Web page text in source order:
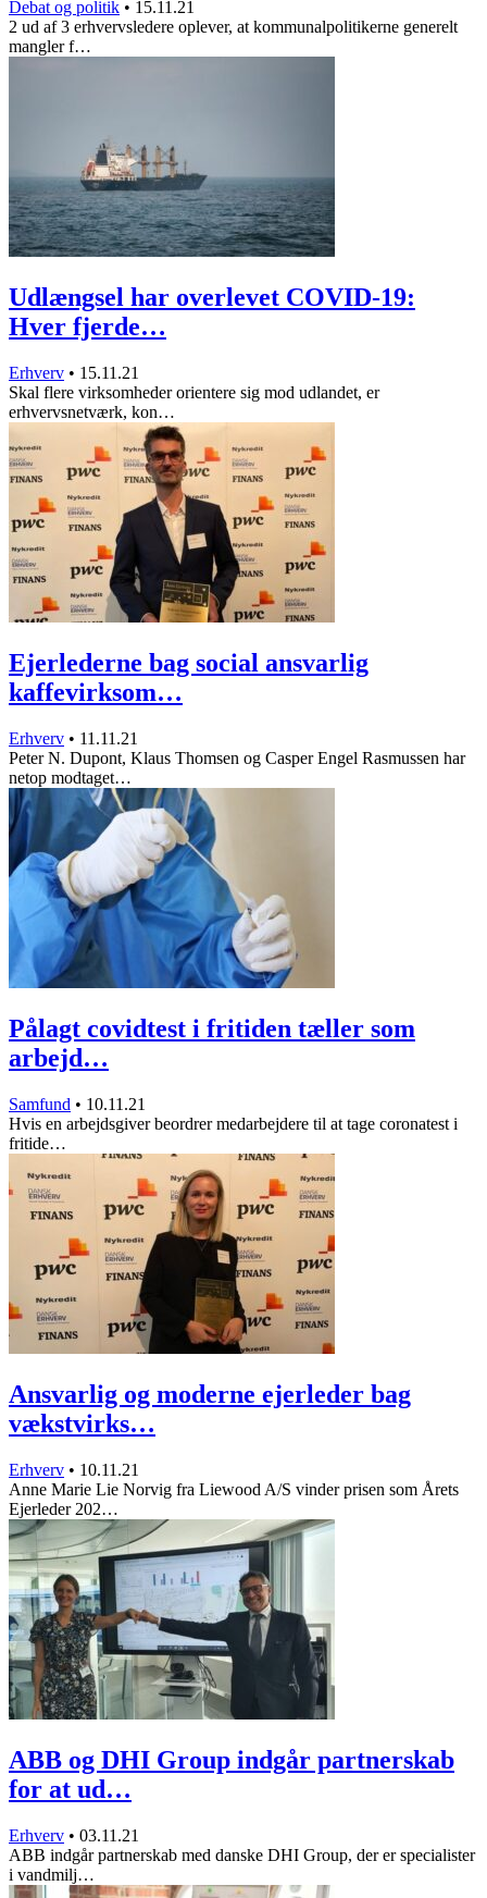
Debat og politik • 15.11.21
2 ud af 3 erhvervsledere oplever, at kommunalpolitikerne generelt
mangler f…
Udlængsel har overlevet COVID-19:
Hver fjerde…
Erhverv • 15.11.21
Skal flere virksomheder orientere sig mod udlandet, er
erhvervsnetværk, kon…
Ejerlederne bag social ansvarlig
kaffevirksom…
Erhverv • 11.11.21
Peter N. Dupont, Klaus Thomsen og Casper Engel Rasmussen har
netop modtaget…
Pålagt covidtest i fritiden tæller som
arbejd…
Samfund • 10.11.21
Hvis en arbejdsgiver beordrer medarbejdere til at tage coronatest i
fritide…
Ansvarlig og moderne ejerleder bag
vækstvirks…
Erhverv • 10.11.21
Anne Marie Lie Norvig fra Liewood A/S vinder prisen som Årets
Ejerleder 202…
ABB og DHI Group indgår partnerskab
for at ud…
Erhverv • 03.11.21
ABB indgår partnerskab med danske DHI Group, der er specialister
i vandmilj…